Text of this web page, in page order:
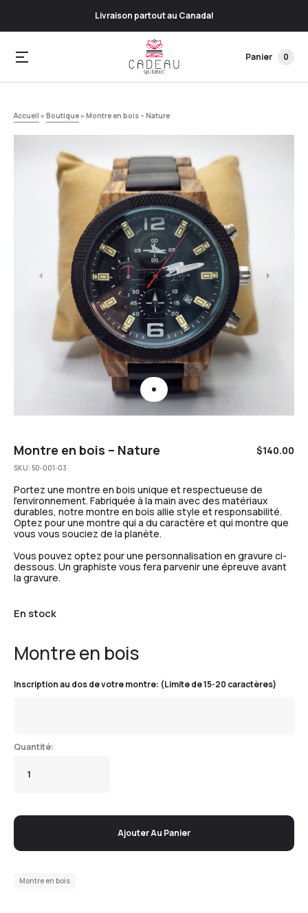
Livraison partout au Canada!
Panier 0
Accueil » Boutique » Montre en bois – Nature
Montre en bois – Nature $140.00
SKU:50-001-03
Portez une montre en bois unique et respectueuse de
l’environnement. Fabriquée à la main avec des matériaux
durables, notre montre en bois allie style et responsabilité.
Optez pour une montre qui a du caractère et qui montre que
vous vous souciez de la planète.
Vous pouvez optez pour une personnalisation en gravure ci-
dessous. Un graphiste vous fera parvenir une épreuve avant
la gravure.
En stock
Montre en bois
Inscription au dos de votre montre: (Limite de 15-20 caractères)
Ajouter Au Panier
Montre en bois